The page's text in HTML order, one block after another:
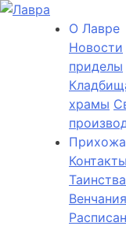
О Лаврe
Новости
приделы
храмы
Контакты
Венчания